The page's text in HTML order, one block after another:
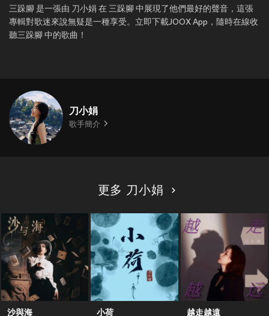
三跺腳 是一張由 刀小娟 在 三跺腳 中展現了他們最好的聲音，這張
專輯對歌迷來說無疑是一種享受。立即下載JOOX App，隨時在線收
聽三跺腳 中的歌曲！
刀小娟
歌手簡介
更多 刀小娟
沙與海 小荷 越走越遠